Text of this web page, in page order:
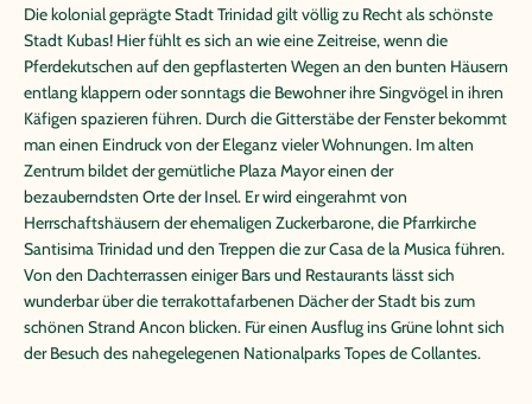
Die kolonial geprägte Stadt Trinidad gilt völlig zu Recht als schönste
Stadt Kubas! Hier fühlt es sich an wie eine Zeitreise, wenn die
Pferdekutschen auf den gepflasterten Wegen an den bunten Häusern
entlang klappern oder sonntags die Bewohner ihre Singvögel in ihren
Käfigen spazieren führen. Durch die Gitterstäbe der Fenster bekommt
man einen Eindruck von der Eleganz vieler Wohnungen. Im alten
Zentrum bildet der gemütliche Plaza Mayor einen der
bezauberndsten Orte der Insel. Er wird eingerahmt von
Herrschaftshäusern der ehemaligen Zuckerbarone, die Pfarrkirche
Santisima Trinidad und den Treppen die zur Casa de la Musica führen.
Von den Dachterrassen einiger Bars und Restaurants lässt sich
wunderbar über die terrakottafarbenen Dächer der Stadt bis zum
schönen Strand Ancon blicken. Für einen Ausflug ins Grüne lohnt sich
der Besuch des nahegelegenen Nationalparks Topes de Collantes.